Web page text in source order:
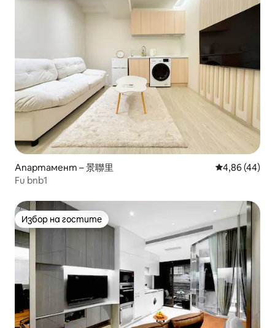
Апартамент – 景聯里 Средна
4,86 (44)
Fu bnb1
Избор на гостите
Избор на гостите